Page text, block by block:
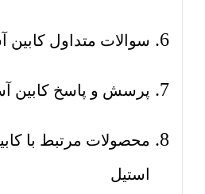
سوالات متداول کابین
پرسش و پاسخ کابین
استیل